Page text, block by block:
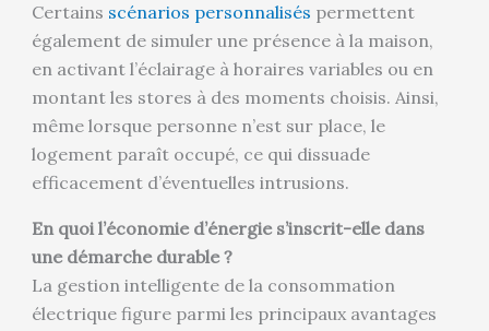
Certains scénarios personnalisés permettent
également de simuler une présence à la maison,
en activant l’éclairage à horaires variables ou en
montant les stores à des moments choisis. Ainsi,
même lorsque personne n’est sur place, le
logement paraît occupé, ce qui dissuade
efficacement d’éventuelles intrusions.
En quoi l’économie d’énergie s’inscrit-elle dans
une démarche durable ?
La gestion intelligente de la consommation
électrique figure parmi les principaux avantages